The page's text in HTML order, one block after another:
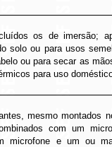
os de imersão;
solo ou para usos
ou para secar as
para uso
mesmo montados
com um
microfone e um ou